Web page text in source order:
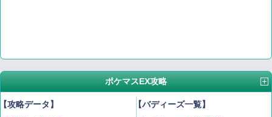
ポケマスEX攻略
攻略データ】
【バディーズ一覧】